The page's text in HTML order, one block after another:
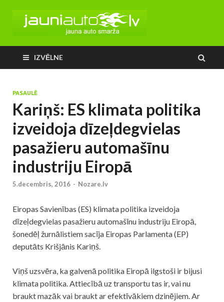
IZVĒLNE
PASAULĒ
Kariņš: ES klimata politika
izveidoja dīzeļdegvielas
pasažieru automašīnu
industriju Eiropā
5.decembris, 2016 - Nozare.lv
Eiropas Savienības (ES) klimata politika izveidoja
dīzeļdegvielas pasažieru automašīnu industriju Eiropā,
šonedēļ žurnālistiem sacīja Eiropas Parlamenta (EP)
deputāts Krišjānis Kariņš.
Viņš uzsvēra, ka galvenā politika Eiropā ilgstoši ir bijusi
klimata politika. Attiecībā uz transportu tas ir, vai nu
braukt mazāk vai braukt ar efektīvākiem dzinējiem. Ar